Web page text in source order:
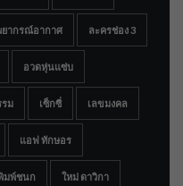
ยากรณ์อากาศ ละครช่อง 3
อวดหุ่นแซ่บ
รม เซ็กซี่ เลขมงคล
แอฟ ทักษอร
มพ์ชนก ใหม่ ดาวิกา